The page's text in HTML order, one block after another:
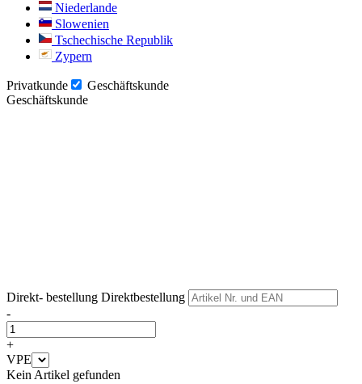
Niederlande
Slowenien
Tschechische Republik
Zypern
Privatkunde
Geschäftskunde
Geschäftskunde
Direkt- bestellung Direktbestellung
-
+
VPE
Kein Artikel gefunden